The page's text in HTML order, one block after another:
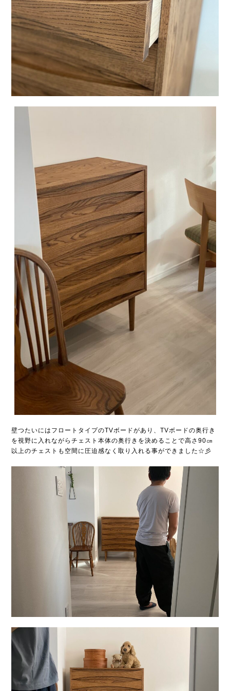
壁つたいにはフロートタイプのTVボードがあり、TVボードの奥行き
を視野に入れながらチェスト本体の奥行きを決めることで高さ90㎝
以上のチェストも空間に圧迫感なく取り入れる事ができました☆彡